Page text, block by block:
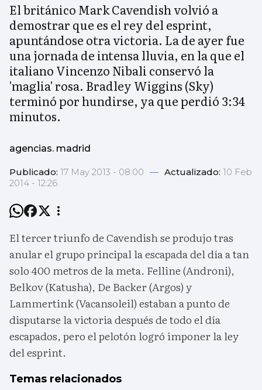
El británico Mark Cavendish volvió a
demostrar que es el rey del esprint,
apuntándose otra victoria. La de ayer fue
una jornada de intensa lluvia, en la que el
italiano Vincenzo Nibali conservó la
'maglia' rosa. Bradley Wiggins (Sky)
terminó por hundirse, ya que perdió 3:34
minutos.
agencias. madrid
Publicado: 17 May 2013 - 08:00 — Actualizado: 10 Feb
2014 - 12:26
El tercer triunfo de Cavendish se produjo tras
anular el grupo principal la escapada del día a tan
solo 400 metros de la meta. Felline (Androni),
Belkov (Katusha), De Backer (Argos) y
Lammertink (Vacansoleil) estaban a punto de
disputarse la victoria después de todo el día
escapados, pero el pelotón logró imponer la ley
del esprint.
Temas relacionados